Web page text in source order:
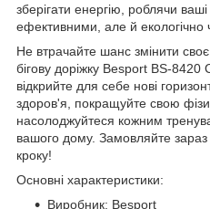
зберігати енергію, роблячи
ефективними, але й екологічно
Не втрачайте шанс змінити
бігову доріжку Besport BS-8420
відкрийте для себе нові
здоров'я, покращуйте свою
насолоджуйтеся кожним
вашого дому. Замовляйте зараз
кроку!
Основні характеристики:
Виробник: Besport